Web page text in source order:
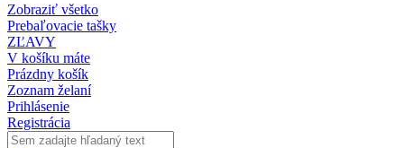
Zobraziť všetko
Prebaľovacie tašky
ZĽAVY
V košíku máte
Prázdny košík
Zoznam želaní
Prihlásenie
Registrácia